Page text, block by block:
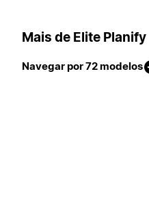
Mais de Elite Planify
Navegar por 72 modelos